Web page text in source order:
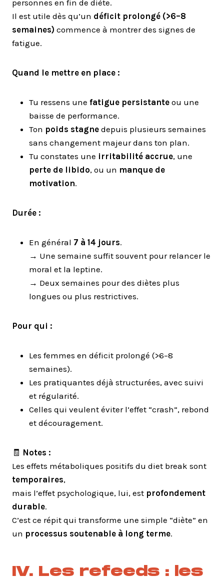
personnes en fin de diète.
Il est utile dès qu’un déficit prolongé (>6–8
semaines) commence à montrer des signes de
fatigue.
Quand le mettre en place :
Tu ressens une fatigue persistante ou une
baisse de performance.
Ton poids stagne depuis plusieurs semaines
sans changement majeur dans ton plan.
Tu constates une irritabilité accrue, une
perte de libido, ou un manque de
motivation.
Durée :
En général 7 à 14 jours.
→ Une semaine suffit souvent pour relancer le
moral et la leptine.
→ Deux semaines pour des diètes plus
longues ou plus restrictives.
Pour qui :
Les femmes en déficit prolongé (>6–8
semaines).
Les pratiquantes déjà structurées, avec suivi
et régularité.
Celles qui veulent éviter l’effet “crash”, rebond
et découragement.
🧾 Notes :
Les effets métaboliques positifs du diet break sont
temporaires,
mais l’effet psychologique, lui, est profondement
durable.
C’est ce répit qui transforme une simple “diète” en
un processus soutenable à long terme.
IV. Les refeeds : les